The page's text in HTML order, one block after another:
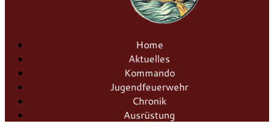
Home
Aktuelles
Kommando
Jugendfeuerwehr
Chronik
Ausrüstung